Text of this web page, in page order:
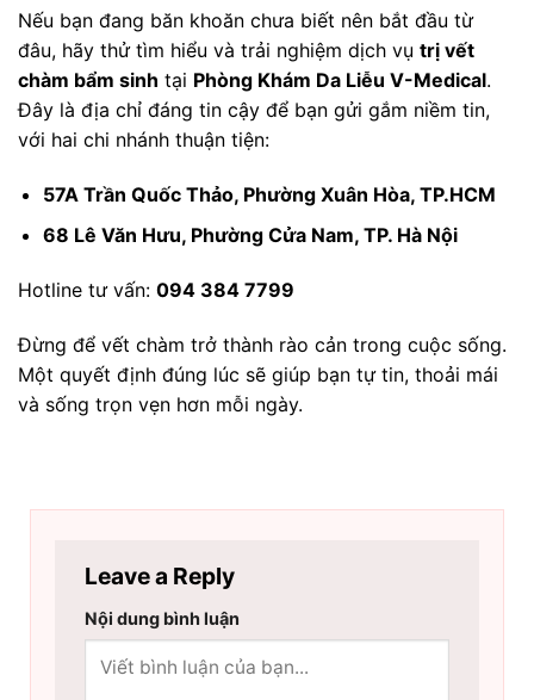
Nếu bạn đang băn khoăn chưa biết nên bắt đầu từ
đâu, hãy thử tìm hiểu và trải nghiệm dịch vụ trị vết
chàm bẩm sinh tại Phòng Khám Da Liễu V-Medical.
Đây là địa chỉ đáng tin cậy để bạn gửi gắm niềm tin,
với hai chi nhánh thuận tiện:
57A Trần Quốc Thảo, Phường Xuân Hòa, TP.HCM
68 Lê Văn Hưu, Phường Cửa Nam, TP. Hà Nội
Hotline tư vấn: 094 384 7799
Đừng để vết chàm trở thành rào cản trong cuộc sống.
Một quyết định đúng lúc sẽ giúp bạn tự tin, thoải mái
và sống trọn vẹn hơn mỗi ngày.
Leave a Reply
Nội dung bình luận